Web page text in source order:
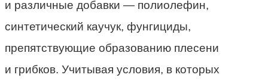
и различные добавки — полиолефин,
синтетический каучук, фунгициды,
препятствующие образованию плесени
и грибков. Учитывая условия, в которых